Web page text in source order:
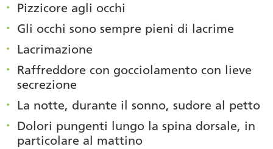
Pizzicore agli occhi
Gli occhi sono sempre pieni di lacrime
Lacrimazione
Raffreddore con gocciolamento con lieve
secrezione
La notte, durante il sonno, sudore al petto
Dolori pungenti lungo la spina dorsale, in
particolare al mattino